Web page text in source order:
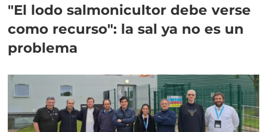
"El lodo salmonicultor debe verse
como recurso": la sal ya no es un
problema